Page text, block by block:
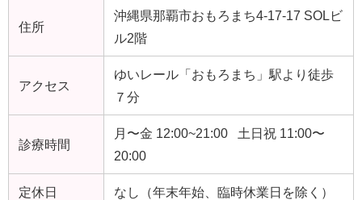
住所
沖縄県那覇市おもろまち4-17-17 SOLビ
ル2階
アクセス
ゆいレール「おもろまち」駅より徒歩
７分
診療時間
月〜金 12:00~21:00 土日祝 11:00〜
20:00
定休日 なし（年末年始、臨時休業日を除く）